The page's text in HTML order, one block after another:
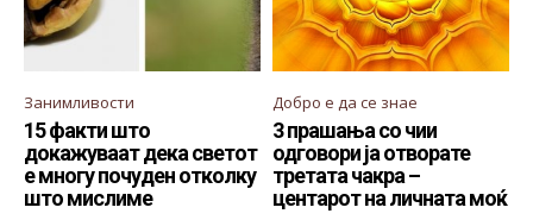
Занимливости
15 факти што
докажуваат дека светот
е многу почуден отколку
што мислиме
Добро е да се знае
3 прашања со чии
одговори ја отворате
третата чакра –
центарот на личната моќ